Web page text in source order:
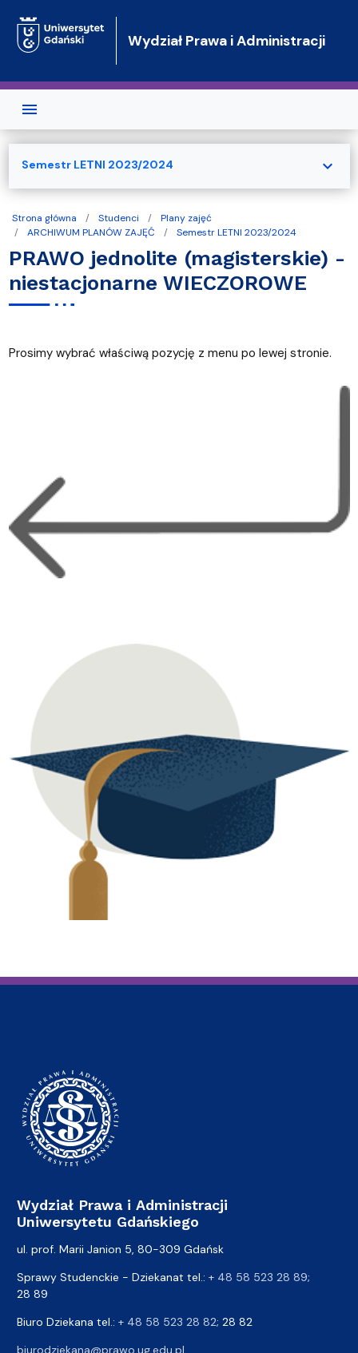
Wydział Prawa i Administracji
Strona główna Studenci
Plany zajęć
ARCHIWUM PLANÓW ZAJĘĆ
Semestr LETNI 2023/2024
PRAWO jednolite (magisterskie) -
niestacjonarne WIECZOROWE
Prosimy wybrać właściwą pozycję z menu po lewej stronie.
Semestr LETNI 2023/2024 expand_more
Wydział Prawa i Administracji
Uniwersytetu Gdańskiego
ul. prof. Marii Janion 5, 80-309 Gdańsk
Sprawy Studenckie - Dziekanat tel.: + 48 58 523 28 89;
28 89
Biuro Dziekana tel.: + 48 58 523 28 82; 28 82
biurodziekana@prawo.ug.edu.pl